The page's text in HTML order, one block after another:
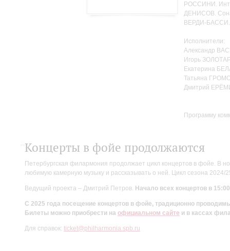
РОССИНИ.
ДЕНИСОВ.
ВЕРДИ-БАССИ.
Исполнители:
Александр
Игорь
Екатерина
Татьяна
Дмитрий
Программу
Концерты в фойе продолжаются
Петербургская филармония продолжает цикл концертов в фойе. В
любимую камерную музыку и рассказывать о ней. Цикл сезона
Ведущий проекта – Дмитрий Петров. Начало всех концертов в
С 2025 года посещение концертов в фойе, традиционно
Билеты можно приобрести на официальном сайте и в кассах
Для справок: ticket@philharmonia.spb.ru